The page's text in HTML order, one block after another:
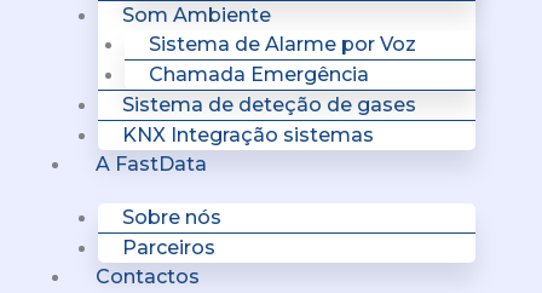
Som Ambiente
Sistema de Alarme por Voz
Chamada Emergência
Sistema de deteção de gases
KNX Integração sistemas
A FastData
Sobre nós
Parceiros
Contactos